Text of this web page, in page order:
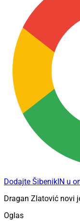
Dodajte ŠibenikIN u
Dragan Zlatović novi
Oglas